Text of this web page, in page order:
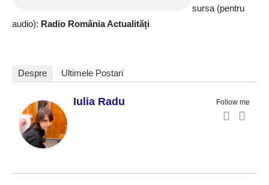
sursa (pentru
audio): Radio România Actualități
Despre Ultimele Postari
Follow me
Iulia Radu